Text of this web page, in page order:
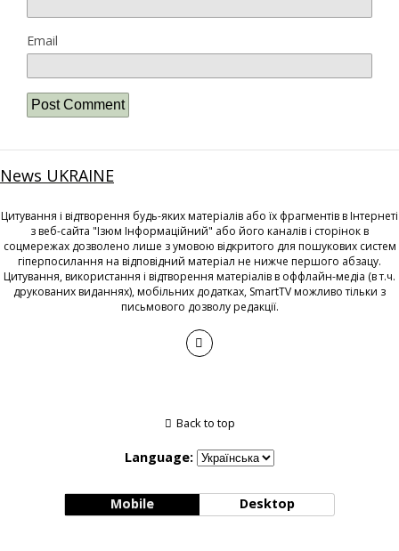
Email
News UKRAINE
Цитування і відтворення будь-яких матеріалів або їх фрагментів в Інтернеті
з веб-сайта "Ізюм Інформаційний" або його каналів і сторінок в
соцмережах дозволено лише з умовою відкритого для пошукових систем
гіперпосилання на відповідний матеріал не нижче першого абзацу.
Цитування, використання і відтворення матеріалів в оффлайн-медіа (в т.ч.
друкованих виданнях), мобільних додатках, SmartTV можливо тільки з
письмового дозволу редакції.
Back to top
Language:
Mobile Desktop